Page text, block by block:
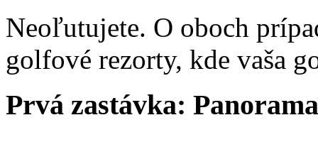
Neoľutujete. O oboch
golfové rezorty, kde vaša
Prvá zastávka: